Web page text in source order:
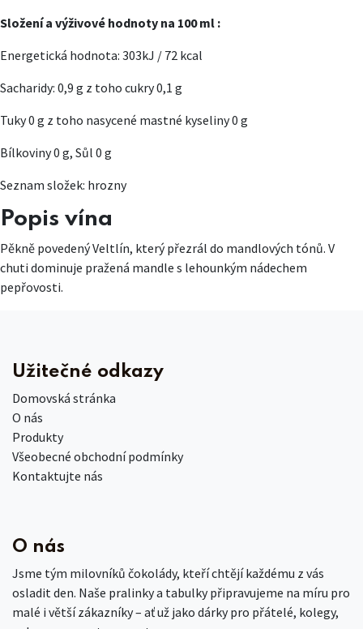
Složení a výživové hodnoty na 100 ml :
Energetická hodnota: 303kJ / 72 kcal
Sacharidy: 0,9 g z toho cukry 0,1 g
Tuky 0 g z toho nasycené mastné kyseliny 0 g
Bílkoviny 0 g, Sůl 0 g
Seznam složek: hrozny
Popis vína
Pěkně povedený Veltlín, který přezrál do mandlových tónů. V
chuti dominuje pražená mandle s lehounkým nádechem
pepřovosti.
Užitečné odkazy
Domovská stránka
O nás
Produkty
Všeobecné obchodní podmínky
Kontaktujte nás
O nás
Jsme tým milovníků čokolády, kteří chtějí každému z vás
osladit den. Naše pralinky a tabulky připravujeme na míru pro
malé i větší zákazníky – ať už jako dárky pro přátelé, kolegy,